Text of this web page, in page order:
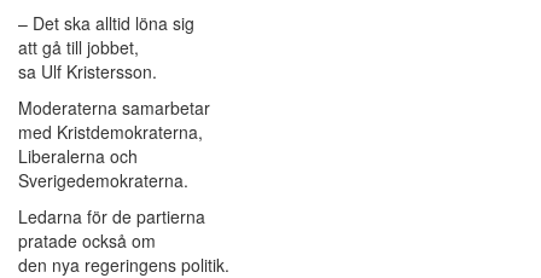
– Det ska alltid löna sig
att gå till jobbet,
sa Ulf Kristersson.
Moderaterna samarbetar
med Kristdemokraterna,
Liberalerna och
Sverigedemokraterna.
Ledarna för de partierna
pratade också om
den nya regeringens politik.